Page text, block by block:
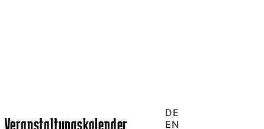
Veranstaltungskalender
DE
EN